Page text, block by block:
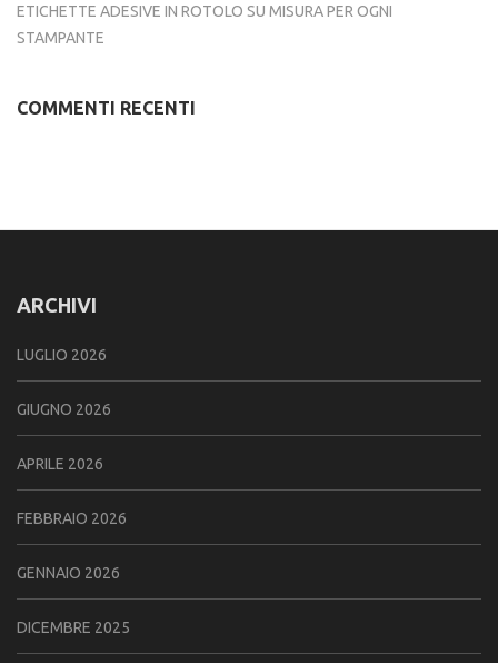
ETICHETTE ADESIVE IN ROTOLO SU MISURA PER OGNI
STAMPANTE
COMMENTI RECENTI
ARCHIVI
LUGLIO 2026
GIUGNO 2026
APRILE 2026
FEBBRAIO 2026
GENNAIO 2026
DICEMBRE 2025